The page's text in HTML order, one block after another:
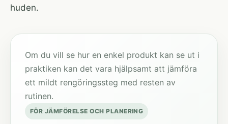
huden.
Om du vill se hur en enkel produkt kan se ut i
praktiken kan det vara hjälpsamt att jämföra
ett mildt rengöringssteg med resten av
rutinen.
FÖR JÄMFÖRELSE OCH PLANERING